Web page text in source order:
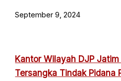
September 9, 2024
Kantor Wilayah DJP Jatim
Tersangka Tindak Pidana